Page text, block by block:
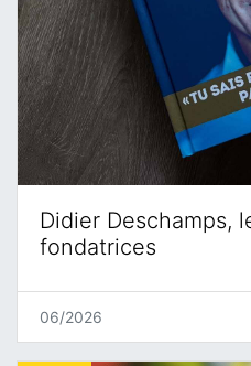
Didier Deschamps,
fondatrices
06/2026